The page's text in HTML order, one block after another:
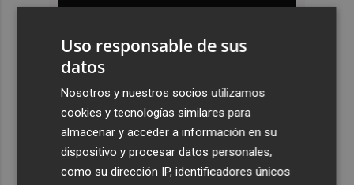
Uso responsable de sus
datos
Nosotros y nuestros socios utilizamos
cookies y tecnologías similares para
almacenar y acceder a información en su
dispositivo y procesar datos personales,
como su dirección IP, identificadores únicos